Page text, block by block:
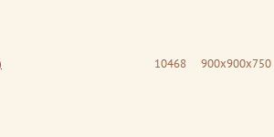
10468 900x900x750